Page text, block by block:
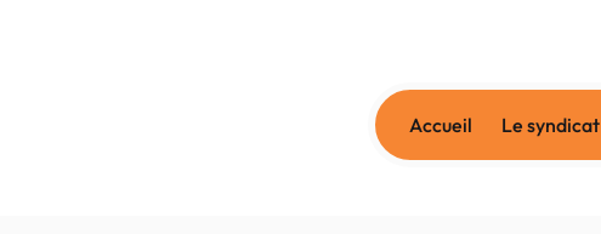
Accueil Le syndicat